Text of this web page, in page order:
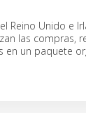
Reino Unido e
las compras,
en un paquete